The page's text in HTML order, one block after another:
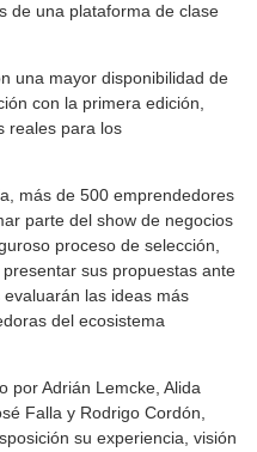
de una plataforma de clase
una mayor disponibilidad de
con la primera edición,
reales para los
más de 500 emprendedores
parte del show de negocios
proceso de selección,
sus propuestas ante
las ideas más
del ecosistema
por Adrián Lemcke, Alida
Falla y Rodrigo Cordón,
su experiencia, visión